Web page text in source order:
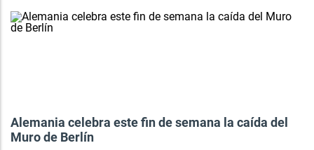
Alemania celebra este fin de semana la caída del
Muro de Berlín